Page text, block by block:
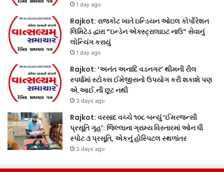
1 day ago
Rajkot: રાજકોટ ખાતે ઇન્ડિયન ઓઇલ કોર્પોરેશન
લિમિટેડ દ્વારા “ઇન્ડેન એક્સ્ટ્રાલાઇટ નાઉ” સેવાનું
લોન્ચિંગ કરાયું
1 day ago
Rajkot: ‘અનંત અનાદિ વડનગર’ થીમની રીલ
સ્પર્ધામાં સ્ટોક્સ ઈમેજીસનો ઉપયોગ કરી શકાશે પણ
એ.આઈ.ની છૂટ નથી
3 days ago
Rajkot: વરસાદ વચ્ચે ૧૦૮ બન્યું ‘ઈમરજન્સી
પ્રસૂતિ ગૃહ’: જિલ્લાના ગ્રામ્ય વિસ્તારમાં ઓન ધી
સ્પોટ ૩ પ્રસૂતિ, એકનું હોસ્પિટલ સ્થળાંતર
3 days ago